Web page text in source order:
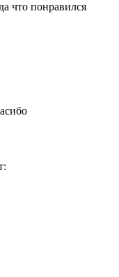
что понравился